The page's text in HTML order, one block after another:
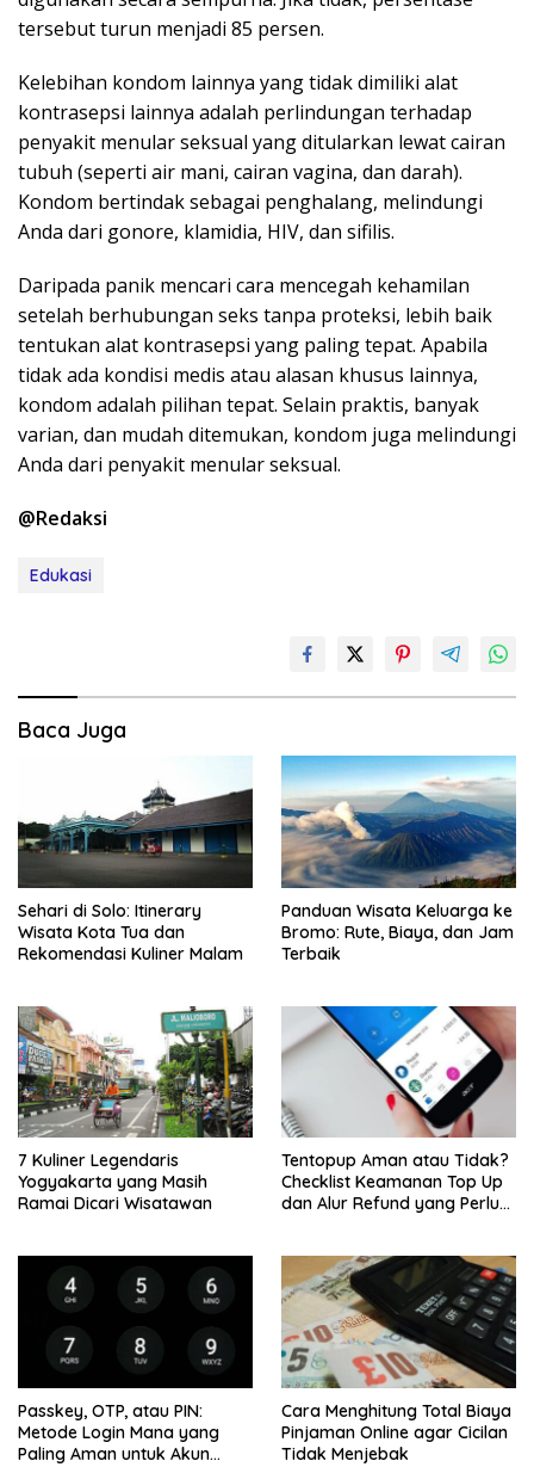
tersebut turun menjadi 85 persen.
Kelebihan kondom lainnya yang tidak dimiliki alat
kontrasepsi lainnya adalah perlindungan terhadap
penyakit menular seksual yang ditularkan lewat cairan
tubuh (seperti air mani, cairan vagina, dan darah).
Kondom bertindak sebagai penghalang, melindungi
Anda dari gonore, klamidia, HIV, dan sifilis.
Daripada panik mencari cara mencegah kehamilan
setelah berhubungan seks tanpa proteksi, lebih baik
tentukan alat kontrasepsi yang paling tepat. Apabila
tidak ada kondisi medis atau alasan khusus lainnya,
kondom adalah pilihan tepat. Selain praktis, banyak
varian, dan mudah ditemukan, kondom juga melindungi
Anda dari penyakit menular seksual.
@Redaksi
Edukasi
Baca Juga
Sehari di Solo: Itinerary
Wisata Kota Tua dan
Rekomendasi Kuliner Malam
Panduan Wisata Keluarga ke
Bromo: Rute, Biaya, dan Jam
Terbaik
7 Kuliner Legendaris
Yogyakarta yang Masih
Ramai Dicari Wisatawan
Tentopup Aman atau Tidak?
Checklist Keamanan Top Up
dan Alur Refund yang Perlu
Passkey, OTP, atau PIN:
Metode Login Mana yang
Paling Aman untuk Akun
Cara Menghitung Total Biaya
Pinjaman Online agar Cicilan
Tidak Menjebak